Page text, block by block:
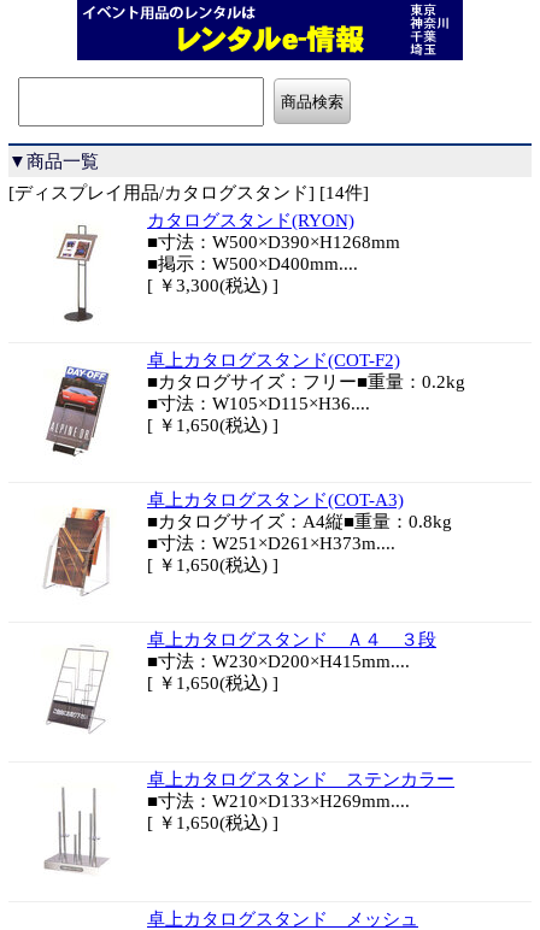
▼商品一覧
[ディスプレイ用品/カタログスタンド] [14件]
カタログスタンド(RYON)
■寸法：W500×D390×H1268mm
■掲示：W500×D400mm....
[ ￥3,300(税込) ]
卓上カタログスタンド(COT-F2)
■カタログサイズ：フリー■重量：0.2kg
■寸法：W105×D115×H36....
[ ￥1,650(税込) ]
卓上カタログスタンド(COT-A3)
■カタログサイズ：A4縦■重量：0.8kg
■寸法：W251×D261×H373m....
[ ￥1,650(税込) ]
卓上カタログスタンド Ａ４ ３段
■寸法：W230×D200×H415mm....
[ ￥1,650(税込) ]
卓上カタログスタンド ステンカラー
■寸法：W210×D133×H269mm....
[ ￥1,650(税込) ]
卓上カタログスタンド メッシュ